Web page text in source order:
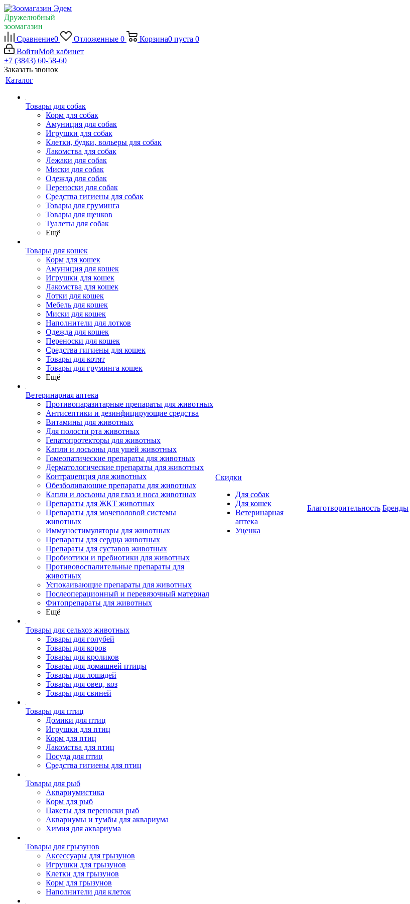
Дружелюбный
зоомагазин
Сравнение0 Отложенные 0 Корзина0 пуста 0
ВойтиМой кабинет
+7 (3843) 60-58-60
Заказать звонок
Каталог
Товары для собак
Корм для собак
Амуниция для собак
Игрушки для собак
Клетки, будки, вольеры для собак
Лакомства для собак
Лежаки для собак
Миски для собак
Одежда для собак
Переноски для собак
Средства гигиены для собак
Товары для груминга
Товары для щенков
Туалеты для собак
Ещё
Товары для кошек
Корм для кошек
Амуниция для кошек
Игрушки для кошек
Лакомства для кошек
Лотки для кошек
Мебель для кошек
Миски для кошек
Наполнители для лотков
Одежда для кошек
Переноски для кошек
Средства гигиены для кошек
Товары для котят
Товары для груминга кошек
Ещё
Ветеринарная аптека
Противопаразитарные препараты для животных
Антисептики и дезинфицирующие средства
Витамины для животных
Для полости рта животных
Гепатопротекторы для животных
Капли и лосьоны для ушей животных
Гомеопатические препараты для животных
Дерматологические препараты для животных
Контрацепция для животных
Обезболивающие препараты для животных
Капли и лосьоны для глаз и носа животных
Препараты для ЖКТ животных
Препараты для мочеполовой системы
животных
Иммуностимуляторы для животных
Препараты для сердца животных
Препараты для суставов животных
Пробиотики и пребиотики для животных
Противовоспалительные препараты для
животных
Успокаивающие препараты для животных
Послеоперационный и перевязочный материал
Фитопрепараты для животных
Ещё
Товары для сельхоз животных
Товары для голубей
Товары для коров
Товары для кроликов
Товары для домашней птицы
Товары для лошадей
Товары для овец, коз
Товары для свиней
Товары для птиц
Домики для птиц
Игрушки для птиц
Корм для птиц
Лакомства для птиц
Посуда для птиц
Средства гигиены для птиц
Товары для рыб
Аквариумистика
Корм для рыб
Пакеты для переноски рыб
Аквариумы и тумбы для аквариума
Химия для аквариума
Товары для грызунов
Аксессуары для грызунов
Игрушки для грызунов
Клетки для грызунов
Корм для грызунов
Наполнители для клеток
Скидки
Для собак
Для кошек
Ветеринарная
аптека
Уценка
Благотворительность Бренды